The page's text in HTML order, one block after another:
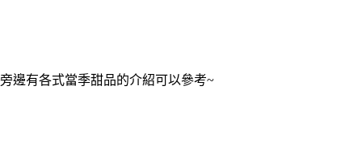
旁邊有各式當季甜品的介紹可以參考~